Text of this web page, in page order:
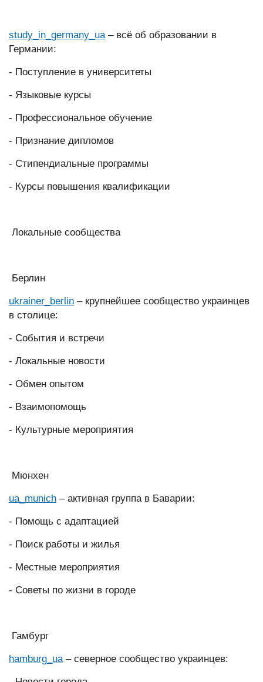
study_in_germany_ua – всё об образовании в
Германии:
- Поступление в университеты
- Языковые курсы
- Профессиональное обучение
- Признание дипломов
- Стипендиальные программы
- Курсы повышения квалификации
Локальные сообщества
Берлин
ukrainer_berlin – крупнейшее сообщество украинцев
в столице:
- События и встречи
- Локальные новости
- Обмен опытом
- Взаимопомощь
- Культурные мероприятия
Мюнхен
ua_munich – активная группа в Баварии:
- Помощь с адаптацией
- Поиск работы и жилья
- Местные мероприятия
- Советы по жизни в городе
Гамбург
hamburg_ua – северное сообщество украинцев: